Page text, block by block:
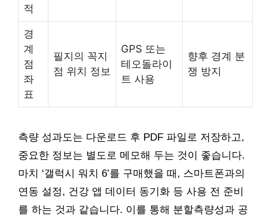
적
경
계
점
좌
표
필지의 꼭지
점 위치 정보
GPS 또는
테오돌라이
트 사용
향후 경계 분
쟁 방지
측량 성과도는 다운로드 후 PDF 파일로 저장하고,
중요한 정보는 별도로 메모해 두는 것이 좋습니다.
마치 ‘갤럭시 워치 6’를 구매했을 때, 스마트폰과의
연동 설정, 건강 앱 데이터 동기화 등 사용 전 준비
를 하는 것과 같습니다. 이를 통해 분할측량성과 공